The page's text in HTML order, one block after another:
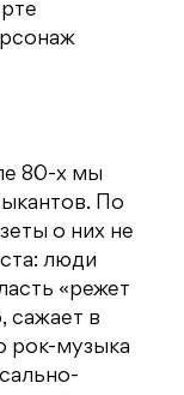
80-х мы
По
о них не
люди
«режет
сажает в
рок-музыка